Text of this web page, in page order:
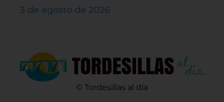
3 de agosto de 2026
© Tordesillas al día